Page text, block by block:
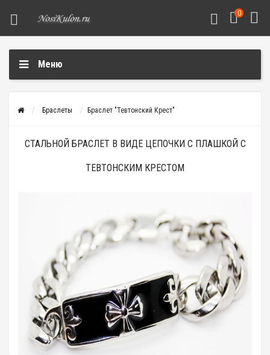
0
Меню
Браслеты Браслет "Тевтонский Крест"
СТАЛЬНОЙ БРАСЛЕТ В ВИДЕ ЦЕПОЧКИ С ПЛАШКОЙ С
ТЕВТОНСКИМ КРЕСТОМ